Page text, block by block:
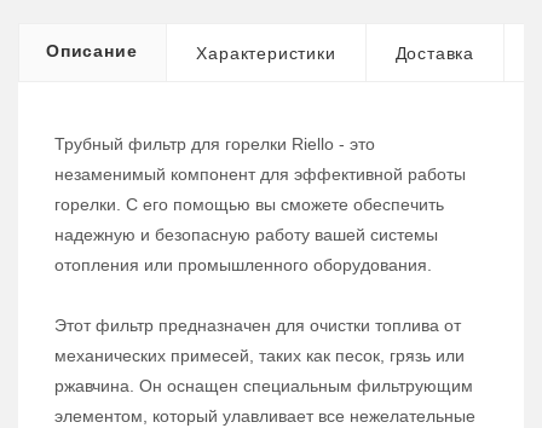
Описание Характеристики Доставка
Трубный фильтр для горелки Riello - это
незаменимый компонент для эффективной работы
горелки. С его помощью вы сможете обеспечить
надежную и безопасную работу вашей системы
отопления или промышленного оборудования.
Этот фильтр предназначен для очистки топлива от
механических примесей, таких как песок, грязь или
ржавчина. Он оснащен специальным фильтрующим
элементом, который улавливает все нежелательные